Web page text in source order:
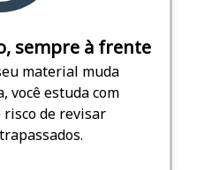
sempre à frente
material muda
você estuda com
risco de revisar